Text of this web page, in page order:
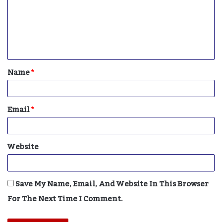
T
*
Name*
Email*
Website
Save My Name, Email, And Website In This Browser
For The Next Time I Comment.